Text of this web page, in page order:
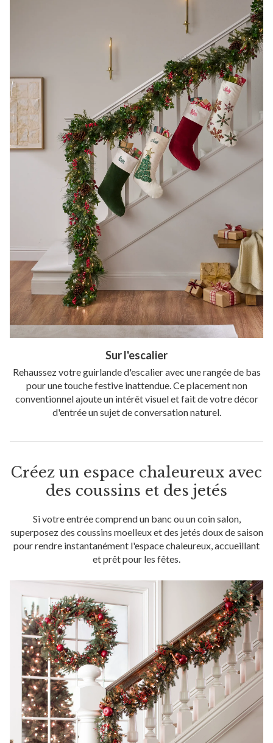
Sur l'escalier
Rehaussez votre guirlande d'escalier avec une rangée de bas
pour une touche festive inattendue. Ce placement non
conventionnel ajoute un intérêt visuel et fait de votre décor
d'entrée un sujet de conversation naturel.
Créez un espace chaleureux avec
des coussins et des jetés
Si votre entrée comprend un banc ou un coin salon,
superposez des coussins moelleux et des jetés doux de saison
pour rendre instantanément l'espace chaleureux, accueillant
et prêt pour les fêtes.